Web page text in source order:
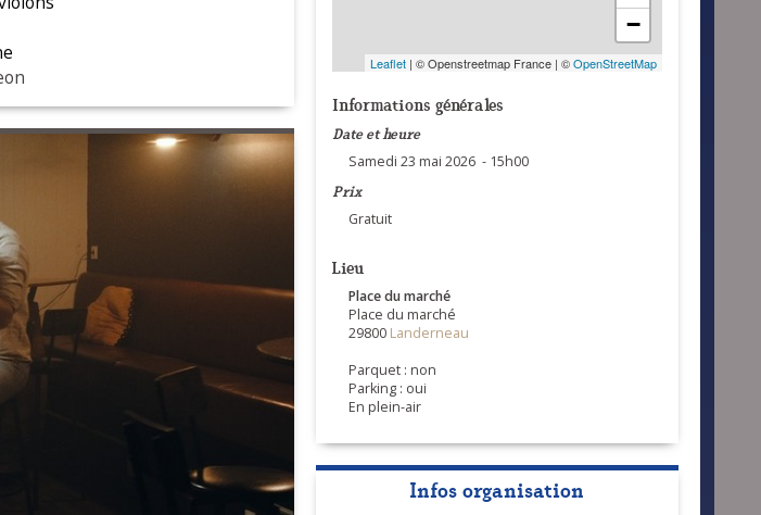
−
Leaflet| © Openstreetmap France | ©OpenStreetMap
Informations générales
Date et heure
Samedi 23 mai 2026 - 15h00
Prix
Gratuit
Lieu
Place du marché
Place du marché
29800 Landerneau
Parquet : non
Parking : oui
En plein-air
Infos organisation